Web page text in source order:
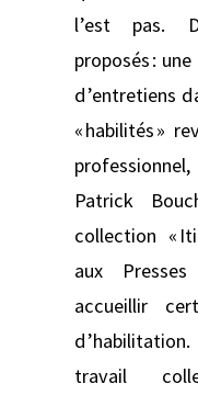
l’est pas.
proposés :
d’entretiens
« habilités »
Patrick
collection «
aux
accueillir
travail